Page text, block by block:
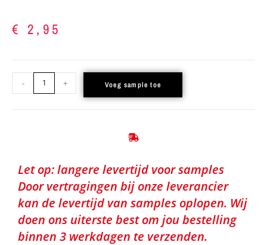
€ 2,95
- + Voeg sample toe
Let op: langere levertijd voor samples
Door vertragingen bij onze leverancier
kan de levertijd van samples oplopen. Wij
doen ons uiterste best om jou bestelling
binnen 3 werkdagen te verzenden.